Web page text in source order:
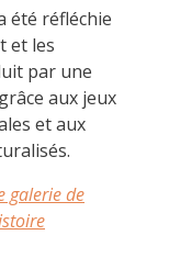
été réfléchie
et les
par une
aux jeux
et aux
galerie de